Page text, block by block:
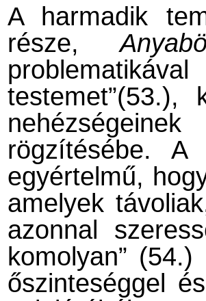
A harmadik
része,
rögzítésébe.
egyértelmű,
amelyek
azonnal
komolyan”
őszinteséggel